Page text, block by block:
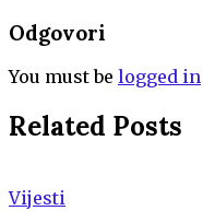
Odgovori
You must be logged in
Related Posts
Vijesti